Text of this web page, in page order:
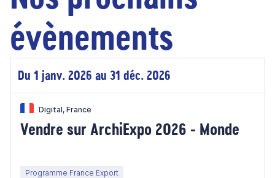
évènements
Du 1 janv. 2026 au 31 déc. 2026
Digital, France
Vendre sur ArchiExpo 2026 - Monde
Programme France Export